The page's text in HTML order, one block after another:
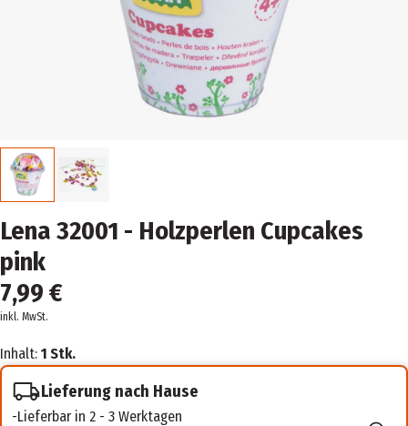
Lena 32001 - Holzperlen Cupcakes
pink
7,99 €
inkl. MwSt.
Inhalt: 1 Stk.
Lieferung nach Hause
Lieferbar in 2 - 3 Werktagen